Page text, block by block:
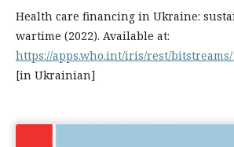
Health care financing in Ukraine:
wartime (2022). Available at:
https://apps.who.int/iris/rest/
[in Ukrainian]